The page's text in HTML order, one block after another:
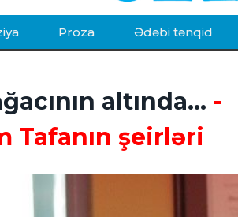
Proza Ədəbi tənqid
altında... -
Tafanın şeirləri